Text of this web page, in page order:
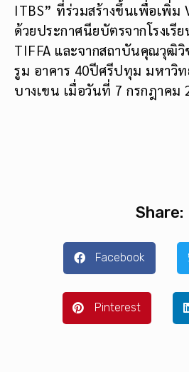
ITBS” ที่ร่วมสร้างขึ้นเพื่อเพิ่ม
ด้วยประกาศนียบัตรจากโรงเรี
TIFFA และจากสถาบันคุณวุฒิ
รูม อาคาร 40ปีศรีปทุม มหาวิ
บางเขน เมื่อวันที่ 7 กรกฎาคม
Share:
Facebook
Pinterest